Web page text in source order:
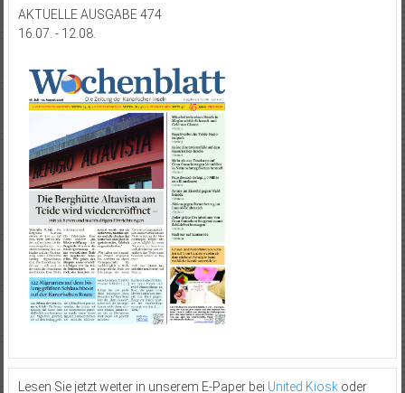
AKTUELLE AUSGABE 474
16.07. - 12.08.
Lesen Sie jetzt weiter in unserem E-Paper bei United Kioskoder